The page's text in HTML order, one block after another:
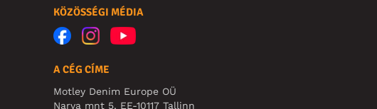
KÖZÖSSÉGI MÉDIA
A CÉG CÍME
Motley Denim Europe OÜ
Narva mnt 5, EE-10117 Tallinn